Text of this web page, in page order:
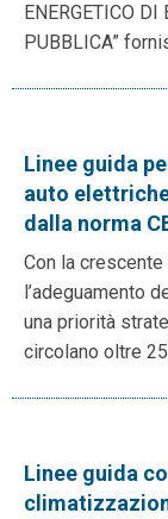
ENERGETICO
PUBBLICA”
Linee guida
auto
dalla norma
Con la
l’adeguamento
una priorità
circolano oltre
Linee guida